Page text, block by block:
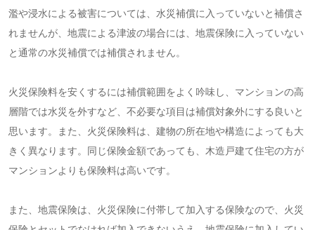
濫や浸水による被害については、水災補償に入っていないと補償さ
れませんが、地震による津波の場合には、地震保険に入っていない
と通常の水災補償では補償されません。
火災保険料を安くするには補償範囲をよく吟味し、マンションの高
層階では水災を外すなど、不必要な項目は補償対象外にする良いと
思います。また、火災保険料は、建物の所在地や構造によっても大
きく異なります。同じ保険金額であっても、木造戸建て住宅の方が
マンションよりも保険料は高いです。
また、地震保険は、火災保険に付帯して加入する保険なので、火災